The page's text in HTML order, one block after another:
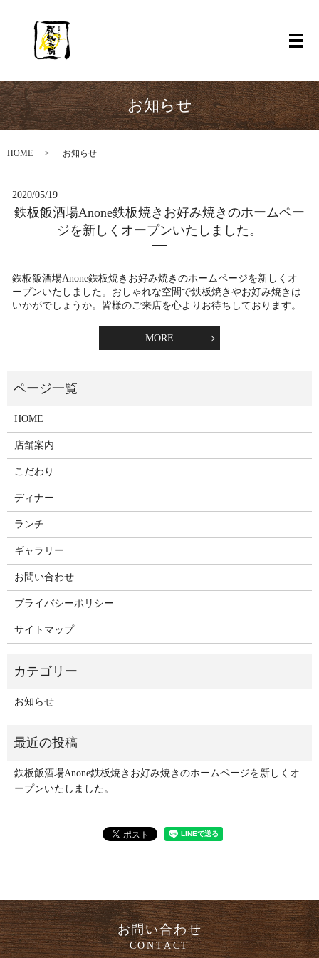
お知らせ
HOME お知らせ
2020/05/19
鉄板飯酒場Anone鉄板焼きお好み焼きのホームペー
ジを新しくオープンいたしました。
鉄板飯酒場Anone鉄板焼きお好み焼きのホームページを新しくオ
ープンいたしました。おしゃれな空間で鉄板焼きやお好み焼きは
いかがでしょうか。皆様のご来店を心よりお待ちしております。
MORE
HOME
店舗案内
こだわり
ディナー
ランチ
ギャラリー
お問い合わせ
プライバシーポリシー
サイトマップ
お知らせ
鉄板飯酒場Anone鉄板焼きお好み焼きのホームページを新しくオ
ープンいたしました。
お問い合わせ
CONTACT